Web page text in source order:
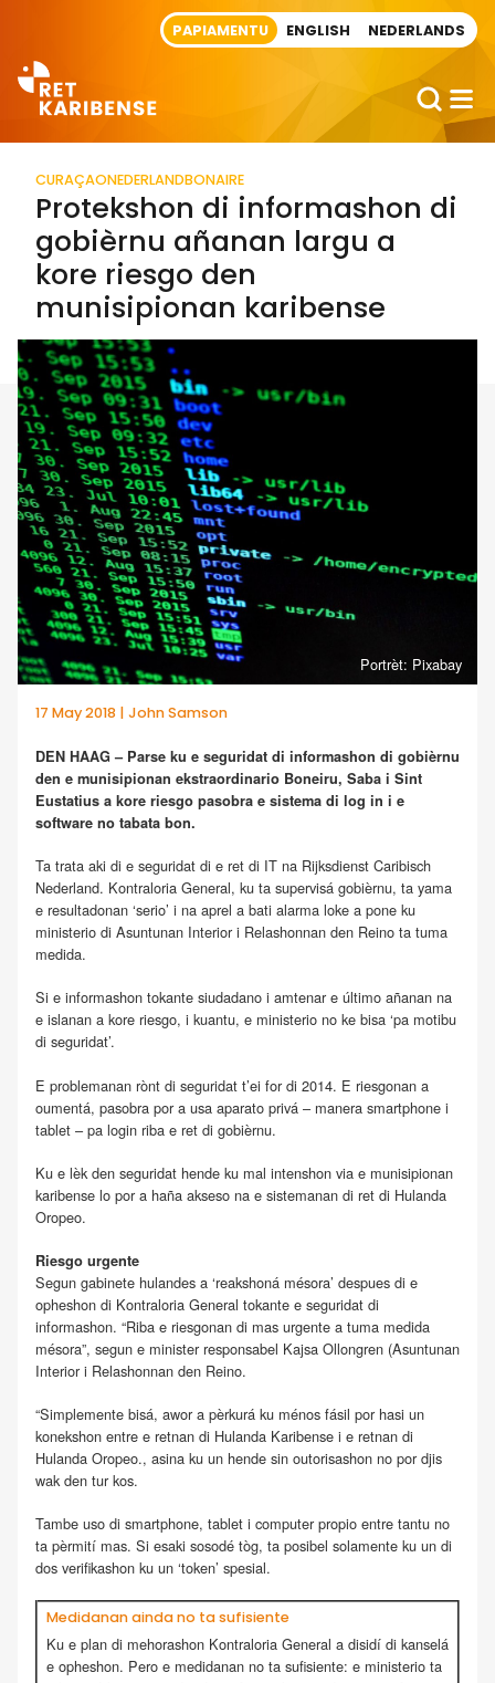
PAPIAMENTU ENGLISH NEDERLANDS
CURAÇAONEDERLANDBONAIRE
Protekshon di informashon di
gobièrnu añanan largu a
kore riesgo den
munisipionan karibense
Portrèt: Pixabay
17 May 2018 | John Samson
DEN HAAG – Parse ku e seguridat di informashon di gobièrnu
den e munisipionan ekstraordinario Boneiru, Saba i Sint
Eustatius a kore riesgo pasobra e sistema di log in i e
software no tabata bon.
Ta trata aki di e seguridat di e ret di IT na Rijksdienst Caribisch
Nederland. Kontraloria General, ku ta supervisá gobièrnu, ta yama
e resultadonan ‘serio’ i na aprel a bati alarma loke a pone ku
ministerio di Asuntunan Interior i Relashonnan den Reino ta tuma
medida.
Si e informashon tokante siudadano i amtenar e último añanan na
e islanan a kore riesgo, i kuantu, e ministerio no ke bisa ‘pa motibu
di seguridat’.
E problemanan rònt di seguridat t’ei for di 2014. E riesgonan a
oumentá, pasobra por a usa aparato privá – manera smartphone i
tablet – pa login riba e ret di gobièrnu.
Ku e lèk den seguridat hende ku mal intenshon via e munisipionan
karibense lo por a haña akseso na e sistemanan di ret di Hulanda
Oropeo.
Riesgo urgente
Segun gabinete hulandes a ‘reakshoná mésora’ despues di e
opheshon di Kontraloria General tokante e seguridat di
informashon. “Riba e riesgonan di mas urgente a tuma medida
mésora”, segun e minister responsabel Kajsa Ollongren (Asuntunan
Interior i Relashonnan den Reino.
“Simplemente bisá, awor a pèrkurá ku ménos fásil por hasi un
konekshon entre e retnan di Hulanda Karibense i e retnan di
Hulanda Oropeo., asina ku un hende sin outorisashon no por djis
wak den tur kos.
Tambe uso di smartphone, tablet i computer propio entre tantu no
ta pèrmití mas. Si esaki sosodé tòg, ta posibel solamente ku un di
dos verifikashon ku un ‘token’ spesial.
Medidanan ainda no ta sufisiente
Ku e plan di mehorashon Kontraloria General a disidí di kanselá
e opheshon. Pero e medidanan no ta sufisiente: e ministerio ta